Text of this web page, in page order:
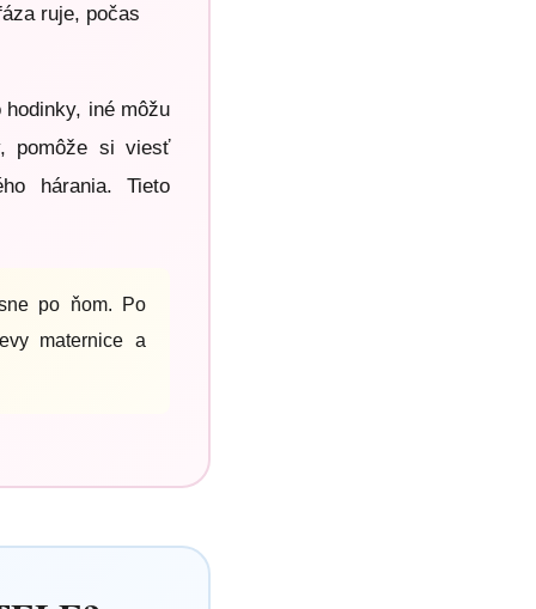
ruje, počas
iné môžu
pomôže si viesť
hárania. Tieto
po ňom. Po
maternice a